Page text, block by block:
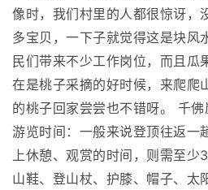
像时，我们村里的人都很惊讶，
多宝贝，一下子就觉得这是块风
民们带来不少工作岗位，而且瓜
在是桃子采摘的好时候，来爬爬
的桃子回家尝尝也不错呀。 千
游览时间：一般来说登顶往返一
上休憩、观赏的时间，则需至少
山鞋、登山杖、护膝、帽子、太